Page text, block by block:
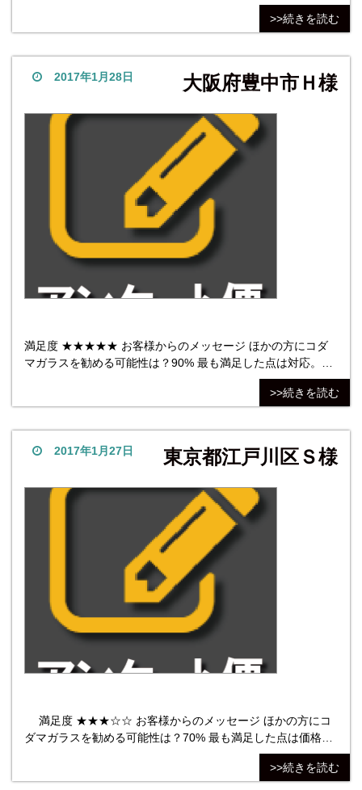
品・仕上がり。最も不満だった点は特にありません。 他社商
品については、社名は忘れてしまいましたがもう一社見積も
が、御社のHPや対応の印象が良かったので。
>>続きを読む
2017年1月28日 大阪府豊中市Ｈ様
満足度 ★★★★★ お客様からのメッセージ ほかの方にコダ
マガラスを勧める可能性は？90% 最も満足した点は対応。同
じような製品は注文できるかもしれませんが、メールのやり
とりなどスムーズで感心しました。最も不満だった点は特に
は覚えていません。 動画については、決済方法などを
>>続きを読む
2017年1月27日 東京都江戸川区Ｓ様
ダマガラスを勧める可能性は？70% 最も満足した点は価格。
今回は他社との相見積りをした結果、見積もりが若干安かっ
た事と製品の仕上がりも綺麗なので満足しています。最も不
>>続きを読む